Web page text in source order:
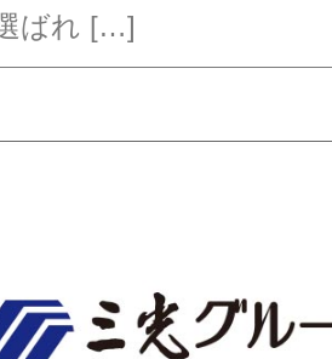
ばれ […]